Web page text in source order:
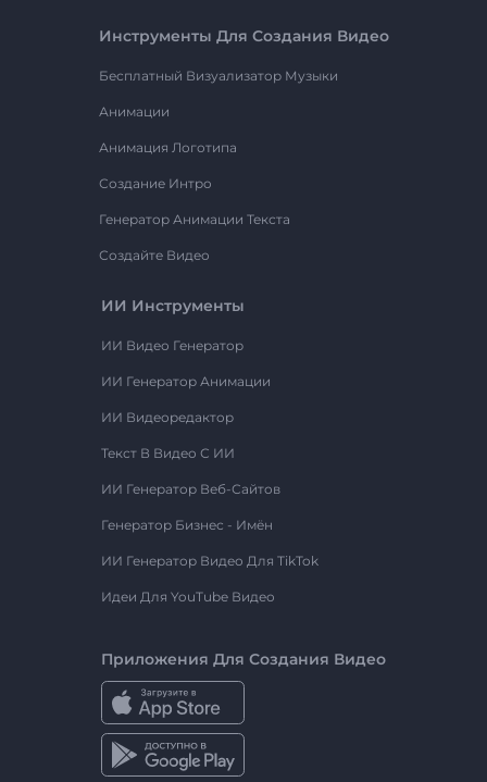
Инструменты Для Создания Видео
Бесплатный Визуализатор Музыки
Анимации
Анимация Логотипа
Создание Интро
Генератор Анимации Текста
Создайте Видео
ИИ Инструменты
ИИ Видео Генератор
ИИ Генератор Анимации
ИИ Видеоредактор
Текст В Видео С ИИ
ИИ Генератор Веб-Сайтов
Генератор Бизнес - Имён
ИИ Генератор Видео Для TikTok
Идеи Для YouTube Видео
Приложения Для Создания Видео